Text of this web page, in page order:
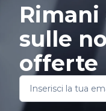
sulle
offerte